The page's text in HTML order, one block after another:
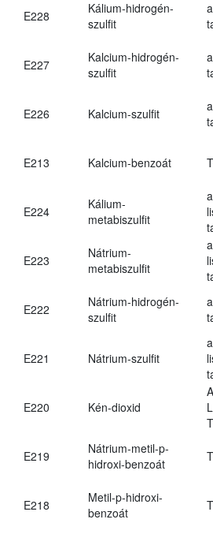
E228
Kálium-hidrogén-
szulfit
E227
Kalcium-hidrogén-
szulfit
E226 Kalcium-szulfit
E213 Kalcium-benzoát
E224
Kálium-
metabiszulfit
E223
Nátrium-
metabiszulfit
E222
Nátrium-hidrogén-
szulfit
E221 Nátrium-szulfit
E220 Kén-dioxid
E219
Nátrium-metil-p-
hidroxi-benzoát
E218
Metil-p-hidroxi-
benzoát